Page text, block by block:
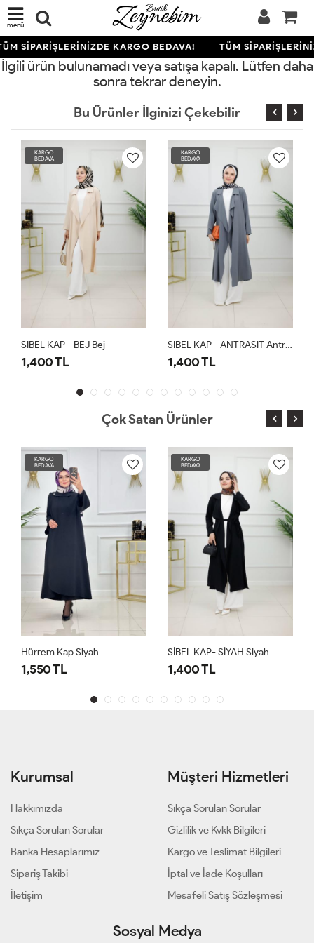
menü
SİPARİŞLERİNİZDE KARGO BEDAVA! TÜM
İlgili ürün bulunamadı veya satışa kapalı. Lütfen daha
sonra tekrar deneyin.
Bu Ürünler İlginizi Çekebilir
KARGO
BEDAVA
SİBEL KAP - BEJ Bej
1,400 TL
KARGO
BEDAVA
SİBEL KAP - ANTRASİT Antrasit
1,400 TL
Çok Satan Ürünler
KARGO
BEDAVA
Hürrem Kap Siyah
1,550 TL
KARGO
BEDAVA
SİBEL KAP- SİYAH Siyah
1,400 TL
Kurumsal
Hakkımızda
Sıkça Sorulan Sorular
Banka Hesaplarımız
Sipariş Takibi
İletişim
Müşteri Hizmetleri
Sıkça Sorulan Sorular
Gizlilik ve Kvkk Bilgileri
Kargo ve Teslimat Bilgileri
İptal ve İade Koşulları
Mesafeli Satış Sözleşmesi
Sosyal Medya